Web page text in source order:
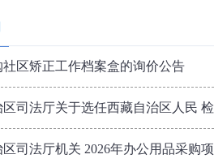
社区矫正工作档案盒的询价公告
司法厅关于选任西藏自治区人民
司法厅机关 2026年办公用品采购